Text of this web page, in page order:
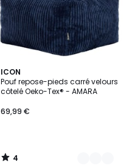
ICON
Pouf repose-pieds carré velours
côtelé Oeko-Tex® - AMARA
69,99 €
4
/
5
10
Couleurs
4
/